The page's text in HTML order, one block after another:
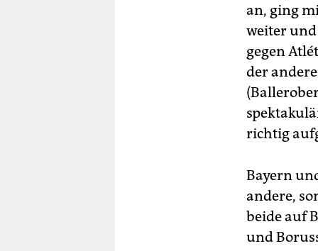
an, ging
weiter
gegen
der
richtig
Bayern
andere,
beide auf
und